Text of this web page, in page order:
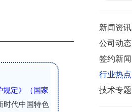
规定》（国家
时代中国特色
新闻资讯
公司动态
签约新闻
行业热点
技术专题